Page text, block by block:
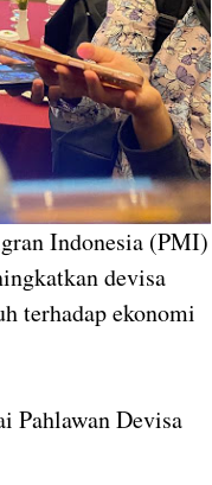
Indonesia (PMI)
devisa
terhadap ekonomi
Pahlawan Devisa